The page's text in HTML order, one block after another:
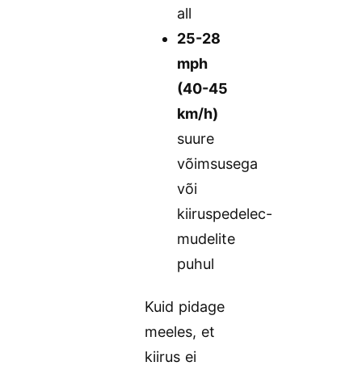
all
25-28
mph
(40-45
km/h)
suure
võimsusega
või
kiiruspedelec-
mudelite
puhul
Kuid pidage
meeles, et
kiirus ei